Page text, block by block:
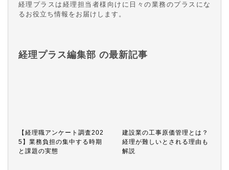
経理プラスは経理担当者様向けに日々の業務のプラスにな
るお役立ち情報をお届けします。
経理プラス編集部 の最新記事
【経理職アンケート調査202
5】業務負担の集中する時期
と課題の実態
建設業の工事原価管理とは？
経理が難しいとされる理由も
解説